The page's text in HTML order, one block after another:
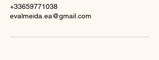
+33659771038
evalmeida.ea@gmail.com